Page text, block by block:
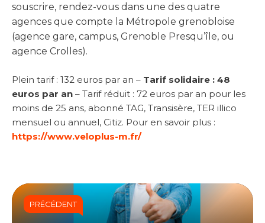
souscrire, rendez-vous dans une des quatre
agences que compte la Métropole grenobloise
(agence gare, campus, Grenoble Presqu’île, ou
agence Crolles).
Plein tarif : 132 euros par an – Tarif solidaire : 48
euros par an – Tarif réduit : 72 euros par an pour les
moins de 25 ans, abonné TAG, Transisère, TER illico
mensuel ou annuel, Citiz. Pour en savoir plus :
https://www.veloplus-m.fr/
PRÉCÉDENT